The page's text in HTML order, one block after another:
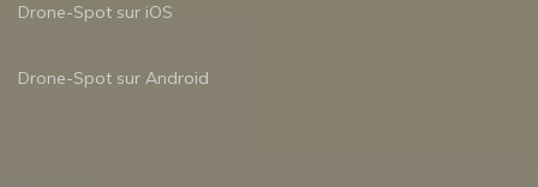
Drone-Spot sur iOS
Drone-Spot sur Android